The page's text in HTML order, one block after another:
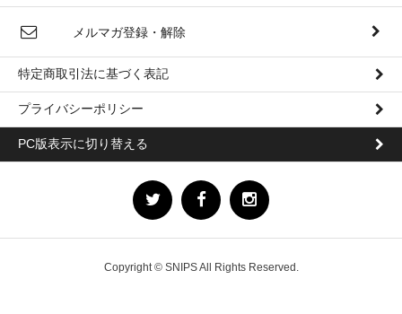
メルマガ登録・解除
特定商取引法に基づく表記
プライバシーポリシー
PC版表示に切り替える
Copyright © SNIPS All Rights Reserved.